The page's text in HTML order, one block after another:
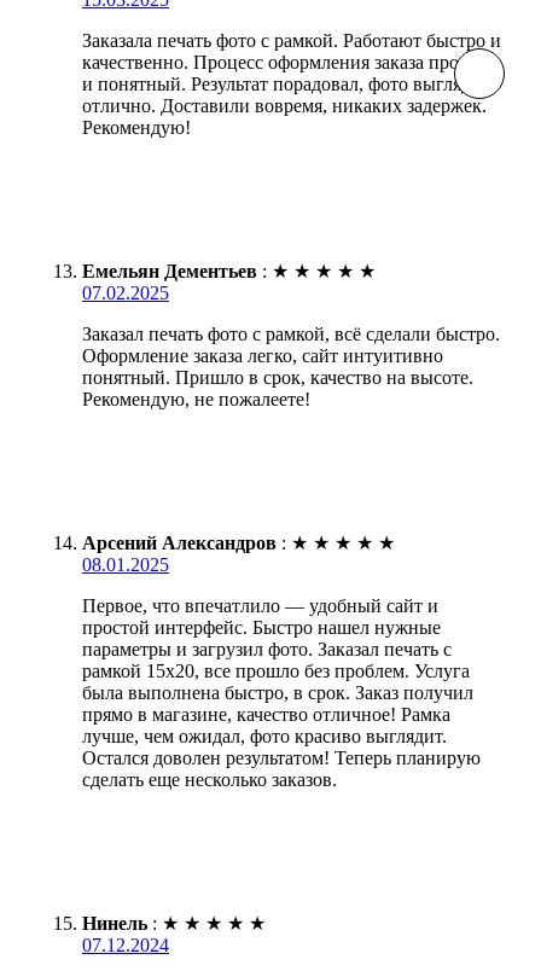
Заказала печать фото с рамкой. Работают быстро и
качественно. Процесс оформления заказа простой
и понятный. Результат порадовал, фото выглядят
отлично. Доставили вовремя, никаких задержек.
Рекомендую!
Емельян Дементьев : ★ ★ ★ ★ ★
07.02.2025
Заказал печать фото с рамкой, всё сделали быстро.
Оформление заказа легко, сайт интуитивно
понятный. Пришло в срок, качество на высоте.
Рекомендую, не пожалеете!
Арсений Александров : ★ ★ ★ ★ ★
08.01.2025
Первое, что впечатлило — удобный сайт и
простой интерфейс. Быстро нашел нужные
параметры и загрузил фото. Заказал печать с
рамкой 15х20, все прошло без проблем. Услуга
была выполнена быстро, в срок. Заказ получил
прямо в магазине, качество отличное! Рамка
лучше, чем ожидал, фото красиво выглядит.
Остался доволен результатом! Теперь планирую
сделать еще несколько заказов.
Нинель : ★ ★ ★ ★ ★
07.12.2024